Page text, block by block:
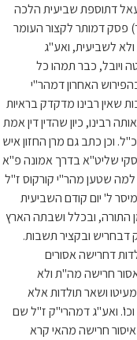
דתוספת שביעית הלכה
פסק דמותר לקצור העומר
לשביעית, ואע"ג
ויובל, כבר תמהו כל
האחרון דמהר"י
שאין רבינו מדקדק בראיות
רבינו, כיון שהדין דין אמת
וכן כתב גם מרן החזון איש
שליט"א בדרך אמונה פ"א
שטען מהר"י קורקוס ז"ל
ל' יום קודם השביעית
התורה, ובכלל ושבתה הארץ
ובקציר תשבות.
דחרישה אסורים
חרישה מה"ת ולא
ושאר תולדות אלא
ואע"ג דמהרי"ק ז"ל שם
חרישה מהאי קרא